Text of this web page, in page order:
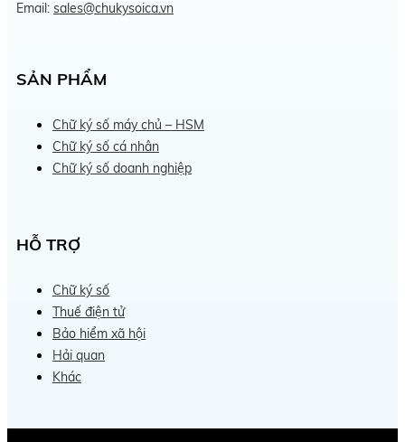
Email: sales@chukysoica.vn
SẢN PHẨM
Chữ ký số máy chủ – HSM
Chữ ký số cá nhân
Chữ ký số doanh nghiệp
HỖ TRỢ
Chữ ký số
Thuế điện tử
Bảo hiểm xã hội
Hải quan
Khác